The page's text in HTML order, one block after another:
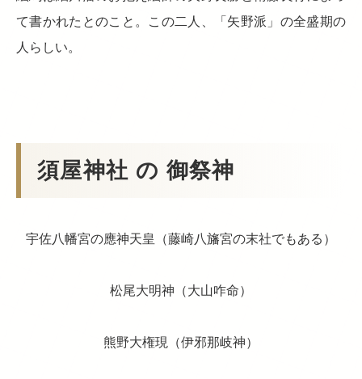
て書かれたとのこと。この二人、「矢野派」の全盛期の
人らしい。
須屋神社 の 御祭神
宇佐八幡宮の應神天皇（藤崎八旛宮の末社でもある）
松尾大明神（大山咋命）
熊野大権現（伊邪那岐神）